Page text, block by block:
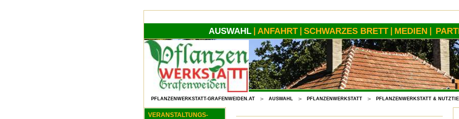
AUSWAHL ANFAHRT| SCHWARZES BRETT| MEDIEN|
PFLANZENWERKSTATT-GRAFENWEIDEN.AT > AUSWAHL > PFLANZENWERKSTATT > PFLANZENWERKSTATT &
VERANSTALTUNGS-